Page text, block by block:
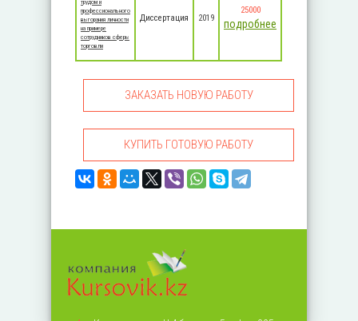
трудом и
профессионального
выгорания личности
на примере
сотрудников сферы
торговли
Диссертация 2019
25000
подробнее
ЗАКАЗАТЬ НОВУЮ РАБОТУ
КУПИТЬ ГОТОВУЮ РАБОТУ